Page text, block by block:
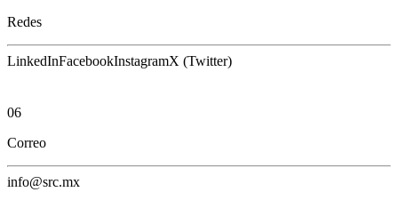
Redes
LinkedInFacebookInstagramX (Twitter)
06
Correo
info@src.mx